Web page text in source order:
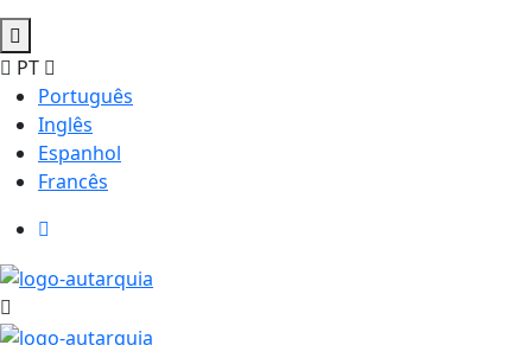
PT
Português
Inglês
Espanhol
Francês